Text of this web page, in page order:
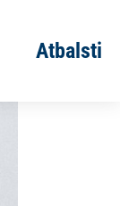
Atbalsti